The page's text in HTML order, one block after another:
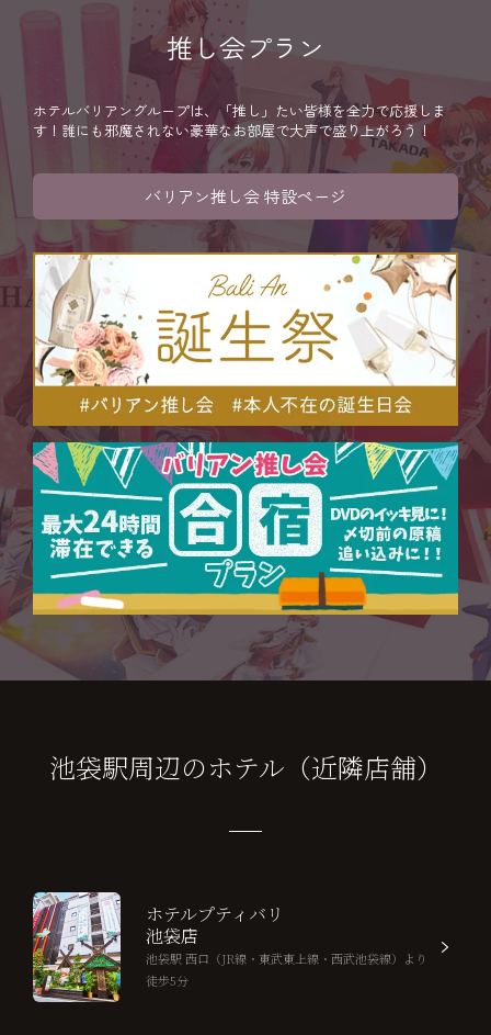
推し会プラン
ホテルバリアングループは、「推し」たい皆様を全力で応援しま
す！誰にも邪魔されない豪華なお部屋で大声で盛り上がろう！
バリアン推し会 特設ページ
池袋駅周辺のホテル（近隣店舗）
ホテルプティバリ
池袋店
池袋駅 西口（JR線・東武東上線・西武池袋線）より
徒歩5分